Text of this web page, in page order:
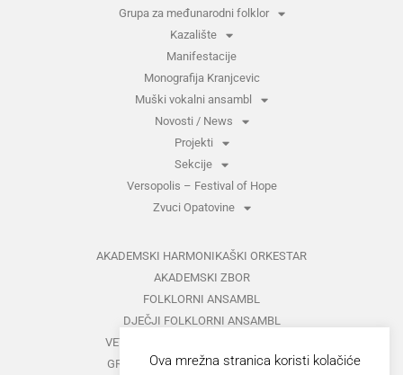
Grupa za međunarodni folklor
Kazalište
Manifestacije
Monografija Kranjcevic
Muški vokalni ansambl
Novosti / News
Projekti
Sekcije
Versopolis – Festival of Hope
Zvuci Opatovine
AKADEMSKI HARMONIKAŠKI ORKESTAR
AKADEMSKI ZBOR
FOLKLORNI ANSAMBL
DJEČJI FOLKLORNI ANSAMBL
VETERANI FOLKLORNOG ANSAMBLA
GRUPA ZA MEĐUNARODNI FOLKLOR
Ova mrežna stranica koristi kolačiće